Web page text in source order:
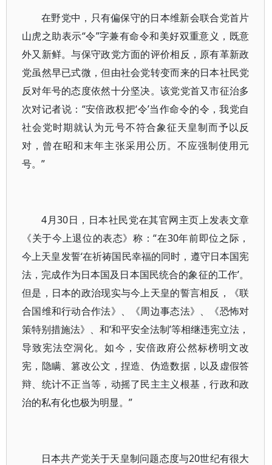
在野党中，只有偏保守的日本维新会联合党首片
山虎之助表示“令”字兼有命令和美好双重意义，既意
外又新鲜。与保守政党方面的评价相反，原有革新政
党虽然早已式微，但由社会党转变而来的日本社民党
反对年号的态度依然十分坚决。该党党首又市征治多
次对记者说：“安倍政权把‘令’当作命令的令，我党自
社会党时期就认为元号不符合象征天皇制而予以反
对，曾在昭和末年主张采用公历。不应强制使用元
号。”
4月30日，日本社民党在其官网主页上发表文章
《关于今上退位的表态》称：“在30年前即位之际，
今上天皇发誓‘在祈祷国民幸福的同时，遵守日本国宪
法，完成作为日本国及日本国民统合的象征的工作’。
但是，日本的政治现实与今上天皇的誓言相反，《联
合国维和行动合作法》、《周边事态法》、《恐怖对
策特别措施法》、和‘和平安全法制’等相继违宪立法，
导致宪法空洞化。如今，安倍政府公然标榜明文改
宪，隐瞒、篡改公文，捏造、伪造数据，以及虚假答
辩、统计不正当等，动摇了民主主义根基，行政和政
治的私有化也极为明显。”
日本共产党关于天皇制问题态度与20世纪有很大